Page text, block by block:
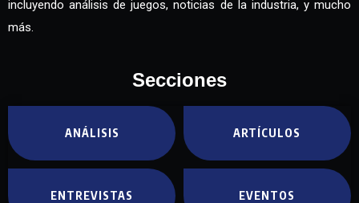
incluyendo análisis de juegos, noticias de la industria, y mucho
más.
Secciones
ANÁLISIS ARTÍCULOS
ENTREVISTAS EVENTOS